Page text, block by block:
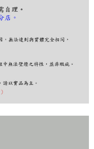
跳轉至「AFTEE先享後付」
的連結，可透過四大超商／
交易完成。
若您需要取消訂單，請聯絡
為有效，需透過AFTEE先享
帳頁面顯示為準，若有關於